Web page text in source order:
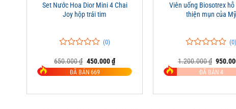
Set Nước Hoa Dior Mini 4 Chai
Joy hộp trái tim
trên
5
đánh
(0)
650.000₫ Giá
gốc
là:
450.000₫Giá
hiện
tại
ĐÃ BÁN 669
Viên uống Biosotrex hỗ
thiện mụn của Mỹ
trên
5
đánh
(0)
1.200.000₫ Giá
gốc
là:
ĐÃ BÁN 4